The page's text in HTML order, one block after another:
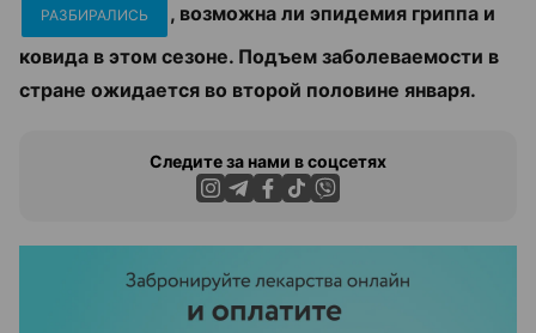
РАЗБИРАЛИСЬ
, возможна ли эпидемия гриппа и
ковида в этом сезоне. Подъем заболеваемости в
стране ожидается во второй половине января.
Следите за нами в соцсетях